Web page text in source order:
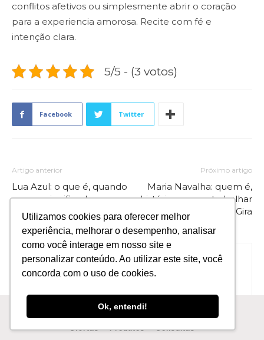
Utilizamos cookies para oferecer melhor
experiência, melhorar o desempenho, analisar
como você interage em nosso site e
personalizar conteúdo. Ao utilizar este site, você
concorda com o uso de cookies.
Ok, entendi!
conflitos afetivos ou simplesmente abrir o coração
para a experiencia amorosa. Recite com fé e
intenção clara.
5/5 - (3 votos)
Facebook Twitter
Artigo anterior
Lua Azul: o que é, quando
ocorre, significado
espiritual e simpatias
Próximo artigo
Maria Navalha: quem é,
história e como trabalhar
com essa Pomba Gira
Katrina Devilla
Ofertas Produtos Consultas